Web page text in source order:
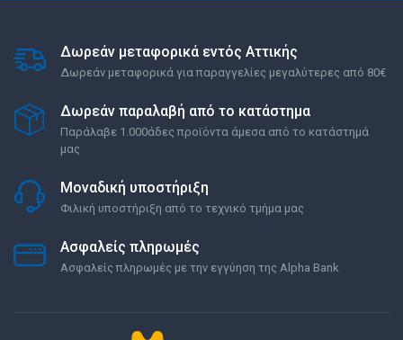
Δωρεάν μεταφορικά εντός Αττικής
Δωρεάν μεταφορικά για παραγγελίες μεγαλύτερες από 80€
Δωρεάν παραλαβή από το κατάστημα
Παράλαβε 1.000άδες προϊόντα άμεσα από το κατάστημά
μας
Μοναδική υποστήριξη
Φιλική υποστήριξη από το τεχνικό τμήμα μας
Ασφαλείς πληρωμές
Ασφαλείς πληρωμές με την εγγύηση της Alpha Bank